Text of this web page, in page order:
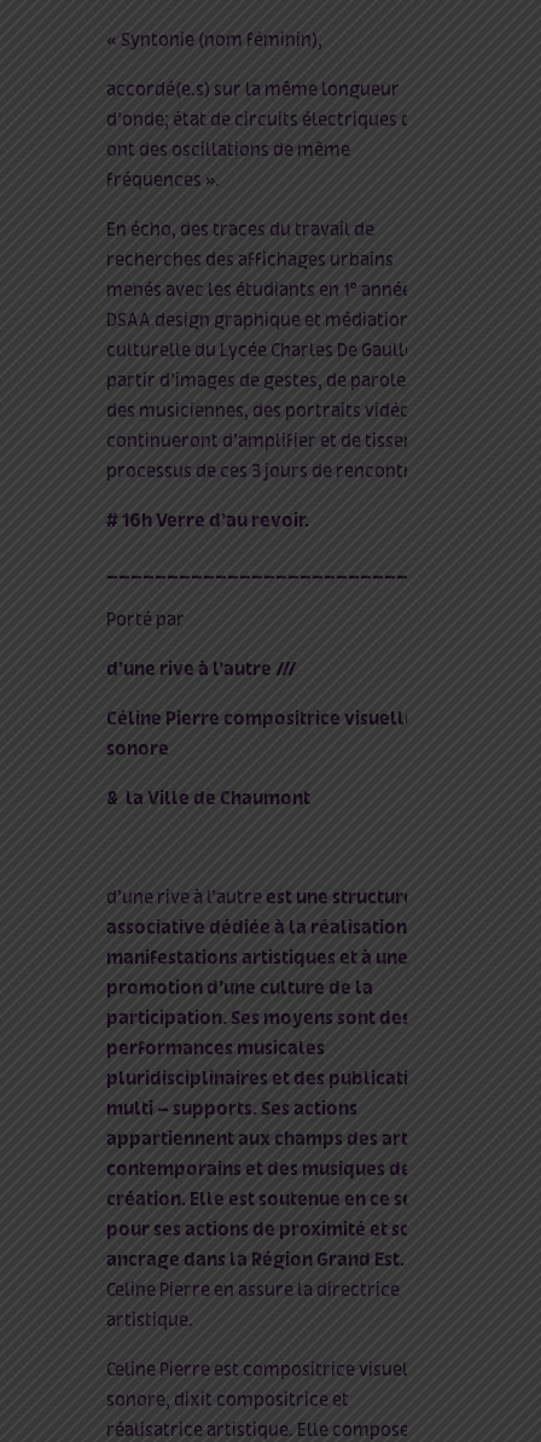
« Syntonie (nom féminin),
accordé(e.s) sur la même longueur
d’onde; état de circuits électriques qui
ont des oscillations de même
fréquences ».
En écho, des traces du travail de
recherches des affichages urbains
menés avec les étudiants en 1° année de
DSAA design graphique et médiation
culturelle du Lycée Charles De Gaulle à
partir d’images de gestes, de paroles
des musiciennes, des portraits vidéos –
continueront d’amplifier et de tisser le
processus de ces 3 jours de rencontres.
# 16h Verre d’au revoir.
Porté par
d’une rive à l’autre ///
Céline Pierre compositrice visuelle &
sonore
& la Ville de Chaumont
d’une rive à l’autre est une structure
associative dédiée à la réalisation de
manifestations artistiques et à une
promotion d’une culture de la
participation. Ses moyens sont des
performances musicales
pluridisciplinaires et des publications
multi – supports. Ses actions
appartiennent aux champs des arts
contemporains et des musiques de
création. Elle est soutenue en ce sens
pour ses actions de proximité et son
ancrage dans la Région Grand Est.
Celine Pierre en assure la directrice
artistique.
Celine Pierre est compositrice visuelle &
sonore, dixit compositrice et
réalisatrice artistique. Elle compose des